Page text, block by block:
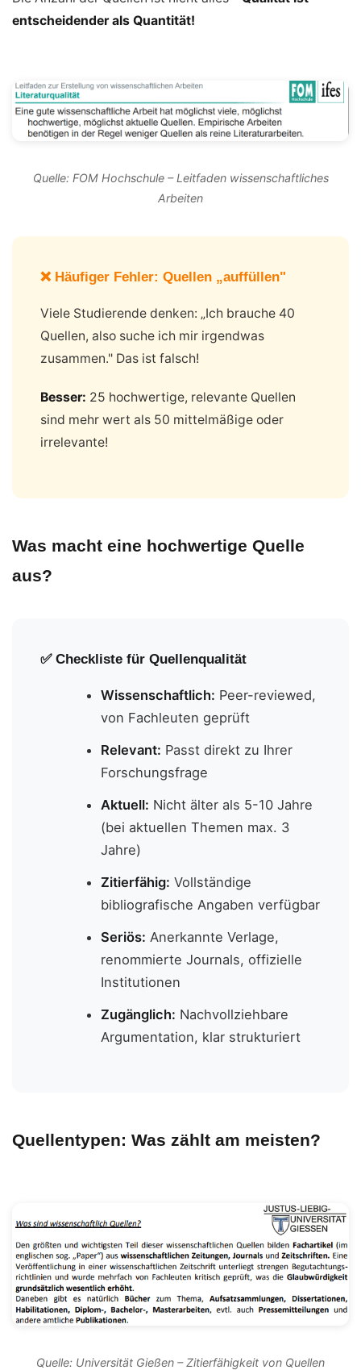
entscheidender als Quantität!
Quelle: FOM Hochschule – Leitfaden wissenschaftliches
Arbeiten
❌ Häufiger Fehler: Quellen „auffüllen"
Viele Studierende denken: „Ich brauche 40
Quellen, also suche ich mir irgendwas
zusammen." Das ist falsch!
Besser: 25 hochwertige, relevante Quellen
sind mehr wert als 50 mittelmäßige oder
irrelevante!
Was macht eine hochwertige Quelle
aus?
✅ Checkliste für Quellenqualität
Wissenschaftlich: Peer-reviewed,
von Fachleuten geprüft
Relevant: Passt direkt zu Ihrer
Forschungsfrage
Aktuell: Nicht älter als 5-10 Jahre
(bei aktuellen Themen max. 3
Jahre)
Zitierfähig: Vollständige
bibliografische Angaben verfügbar
Seriös: Anerkannte Verlage,
renommierte Journals, offizielle
Institutionen
Zugänglich: Nachvollziehbare
Argumentation, klar strukturiert
Quellentypen: Was zählt am meisten?
Quelle: Universität Gießen – Zitierfähigkeit von Quellen